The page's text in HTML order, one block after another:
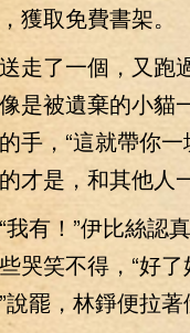
免費書架。
一個，又跑過
是被遺棄的小貓
手，“這就帶你
才是，和其他人
！”伊比絲認真
哭笑不得，“好
說罷，林錚便拉著